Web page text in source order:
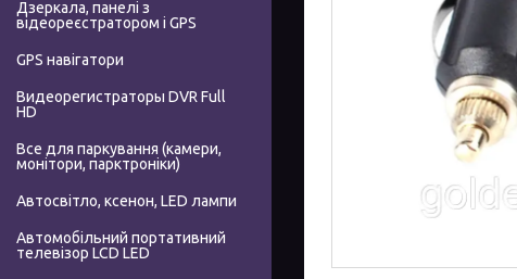
Дзеркала, панелі з
відеореєстратором і GPS
GPS навігатори
Видеорегистраторы DVR Full
HD
Все для паркування (камери,
монітори, парктроніки)
Автосвітло, ксенон, LED лампи
Автомобільний портативний
телевізор LCD LED